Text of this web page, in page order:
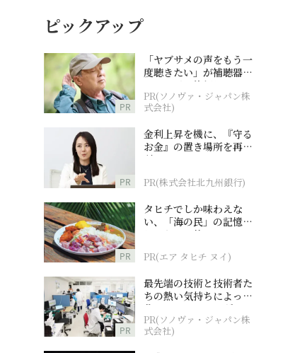
ピックアップ
PR
「ヤブサメの声をもう一
度聴きたい」が補聴器チ
ャレンジの後押しに
PR(ソノヴァ・ジャパン株
式会社)
PR
金利上昇を機に、『守る
お金』の置き場所を再検
討
PR(株式会社北九州銀行)
PR
タヒチでしか味わえな
い、「海の民」の記憶へ
とつながる旅
PR(エア タヒチ ヌイ)
PR
最先端の技術と技術者た
ちの熱い気持ちによって
作られているオーダーメ
イド補聴器
PR(ソノヴァ・ジャパン株
式会社)